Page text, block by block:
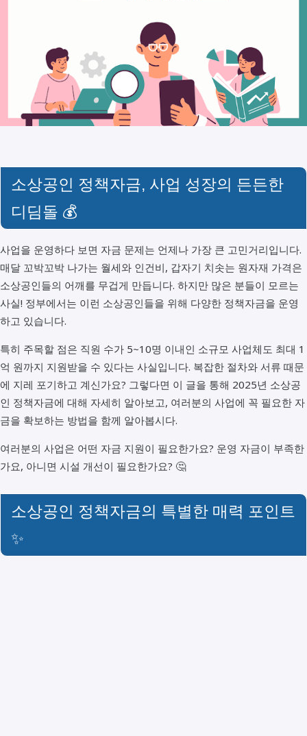
소상공인 정책자금, 사업 성장의 든든한
디딤돌 💰
사업을 운영하다 보면 자금 문제는 언제나 가장 큰 고민거리입니다.
매달 꼬박꼬박 나가는 월세와 인건비, 갑자기 치솟는 원자재 가격은
소상공인들의 어깨를 무겁게 만듭니다. 하지만 많은 분들이 모르는
사실! 정부에서는 이런 소상공인들을 위해 다양한 정책자금을 운영
하고 있습니다.
특히 주목할 점은 직원 수가 5~10명 이내인 소규모 사업체도 최대 1
억 원까지 지원받을 수 있다는 사실입니다. 복잡한 절차와 서류 때문
에 지레 포기하고 계신가요? 그렇다면 이 글을 통해 2025년 소상공
인 정책자금에 대해 자세히 알아보고, 여러분의 사업에 꼭 필요한 자
금을 확보하는 방법을 함께 알아봅시다.
여러분의 사업은 어떤 자금 지원이 필요한가요? 운영 자금이 부족한
가요, 아니면 시설 개선이 필요한가요? 🤔
소상공인 정책자금의 특별한 매력 포인트
✨